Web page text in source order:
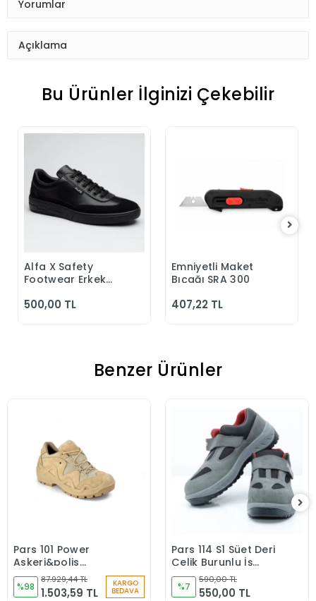
Yorumlar
Açıklama
Bu Ürünler İlginizi Çekebilir
Sepete Ekle
Alfa X Safety
Footwear Erkek
Klasik Ayakkabı
500,00 TL
Sepete Ekle
Emniyetli Maket
Bıçağı SRA 300
407,22 TL
Benzer Ürünler
Sepete Ekle
Pars 101 Power
Askeri&polis
Tactical Outdoor
Trekking Ayakkabı
%98
87.929,44 TL
1.503,59 TL
KARGO
BEDAVA
Sepete Ekle
Pars 114 S1 Süet Deri
Çelik Burunlu İş
Ayakkabısı
%7
590,00 TL
550,00 TL